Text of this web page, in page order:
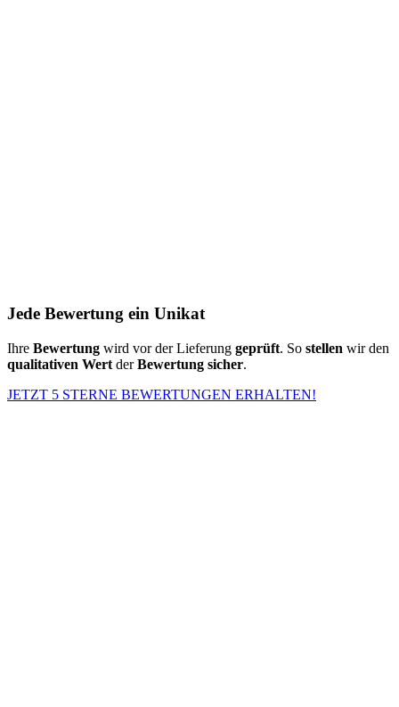
Jede Bewertung ein Unikat
Ihre Bewertung wird vor der Lieferung geprüft. So stellen wir den
qualitativen Wert derBewertung sicher.
JETZT 5 STERNE BEWERTUNGEN ERHALTEN!